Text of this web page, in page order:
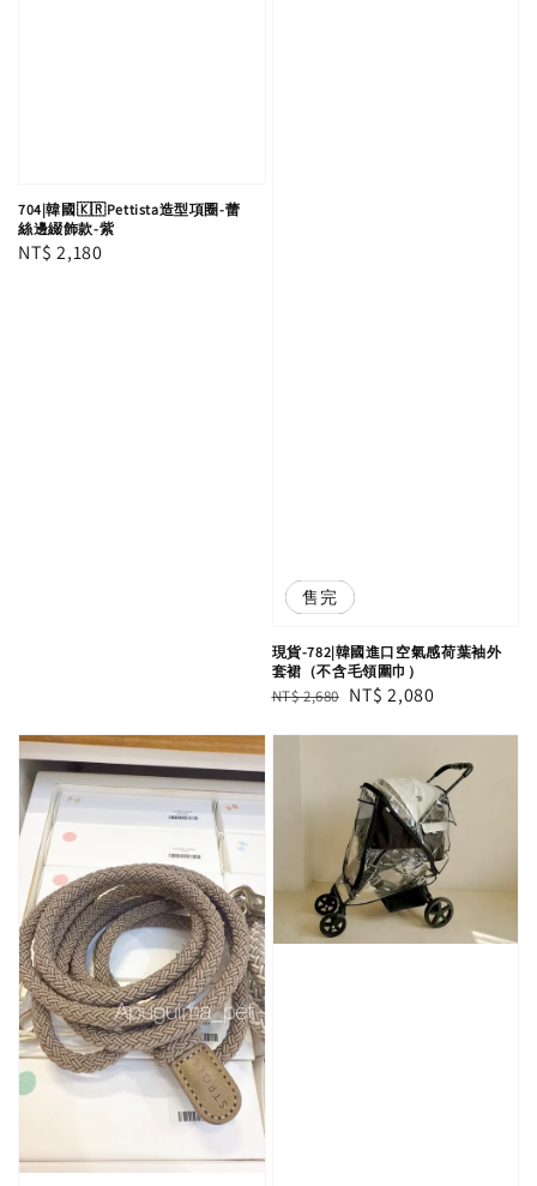
704|韓國🇰🇷Pettista造型項圈-蕾
絲邊綴飾款-紫
Regular
NT$ 2,180
優惠
售完
現貨-782|韓國進口空氣感荷葉袖外
套裙（不含毛領圍巾）
Regular
NT$ 2,680 Sale
NT$ 2,080